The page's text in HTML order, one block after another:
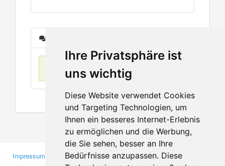
Ihre Privatsphäre ist
uns wichtig
Diese Website verwendet Cookies
und Targeting Technologien, um
Ihnen ein besseres Internet-Erlebnis
zu ermöglichen und die Werbung,
die Sie sehen, besser an Ihre
Bedürfnisse anzupassen. Diese
Keine Einträge
Impressum
Gewerbetreibende